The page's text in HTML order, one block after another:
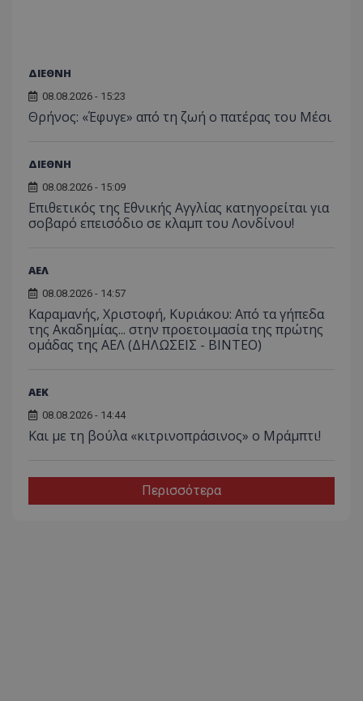
ΔΙΕΘΝΗ
08.08.2026 - 15:23
Θρήνος: «Έφυγε» από τη ζωή ο πατέρας του Μέσι
ΔΙΕΘΝΗ
08.08.2026 - 15:09
Επιθετικός της Εθνικής Αγγλίας κατηγορείται για
σοβαρό επεισόδιο σε κλαμπ του Λονδίνου!
ΑΕΛ
08.08.2026 - 14:57
Καραμανής, Χριστοφή, Κυριάκου: Από τα γήπεδα
της Ακαδημίας... στην προετοιμασία της πρώτης
ομάδας της ΑΕΛ (ΔΗΛΩΣΕΙΣ - ΒΙΝΤΕΟ)
ΑEK
08.08.2026 - 14:44
Και με τη βούλα «κιτρινοπράσινος» ο Μράμπτι!
Περισσότερα